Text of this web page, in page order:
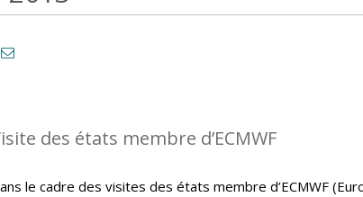
des états membre d’ECMWF
le cadre des visites des états membre d’ECMWF